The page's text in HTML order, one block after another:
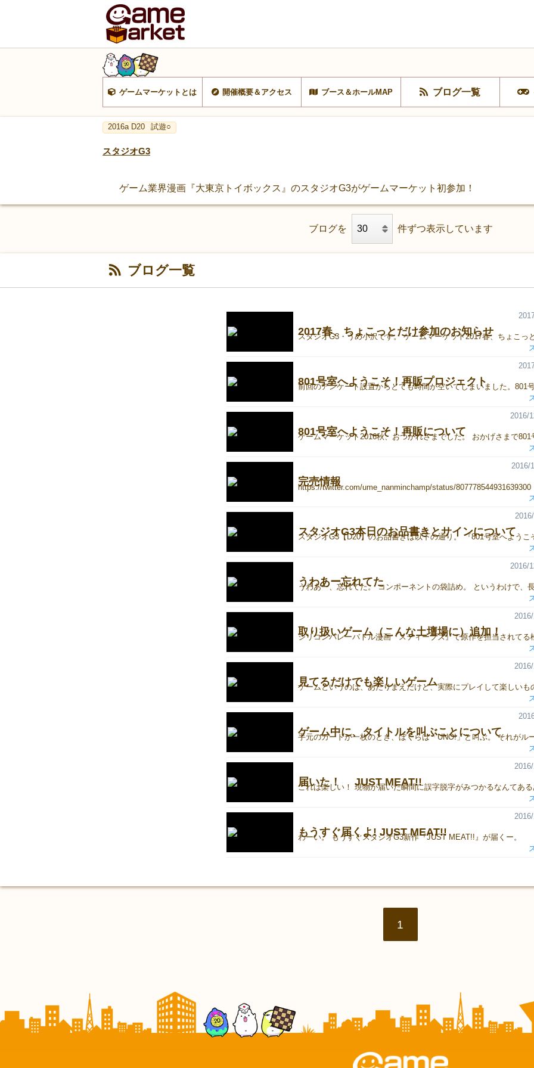
ゲームマーケットとは 開催概要＆アクセス ブース＆ホールMAP ブログ一覧
2016a D20 試遊○
スタジオG3
ゲーム業界漫画『大東京トイボックス』のスタジオG3がゲームマーケット初参加！
ブログを 件ずつ表示しています
ブログ一覧
2017春、ちょこっとだけ参加のお知らせ
801号室へようこそ！再販プロジェクト
801号室へようこそ！再販について
2016/
完売情報
https://twitter.com/ume_nanminchamp/status/807778544931639300
2016/
スタジオG3本日のお品書きとサインについて
うわあー忘れてた
2016/
取り扱いゲーム（こんな土壇場に）追加！
見てるだけでも楽しいゲーム
ゲーム中に、タイトルを叫ぶことについて
届いた！ JUST MEAT!!
もうすぐ届くよ! JUST MEAT!!
わーい。 もうすぐスタジオG3新作『JUST MEAT!!』が届くー。
1